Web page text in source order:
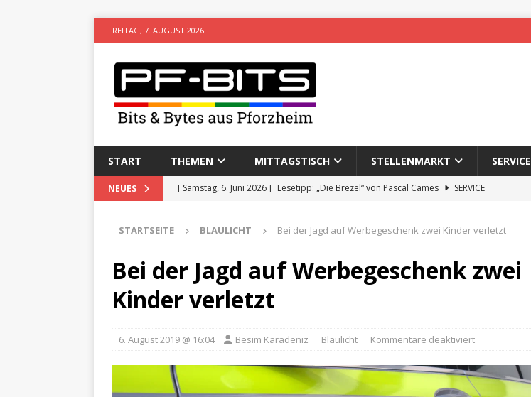
FREITAG, 7. AUGUST 2026
START THEMEN MITTAGSTISCH STELLENMARKT SERVICE
NEUES [ Samstag, 6. Juni 2026 ] Lesetipp: „Die Brezel“ von Pascal Cames
SERVICE
[ Sonntag, 15. Februar 2026 ] Aufzeichnung des 65. Fasnetsumzugs Dillweißenstein
VERANSTALTUNGEN
[ Donnerstag, 11. Dezember 2025 ]
We’ll be back.
[ Mittwoch, 5. August 2026 ]
STARTSEITE BLAULICHT Bei der Jagd auf Werbegeschenk zwei Kinder verletzt
Bei der Jagd auf Werbegeschenk zwei
Kinder verletzt
6. August 2019 @ 16:04 Besim Karadeniz Blaulicht Kommentare deaktiviert